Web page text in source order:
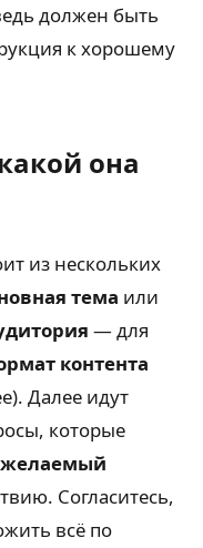
должен быть
к хорошему
она
из нескольких
тема или
— для
контента
Далее идут
которые
желаемый
Согласитесь,
всё по